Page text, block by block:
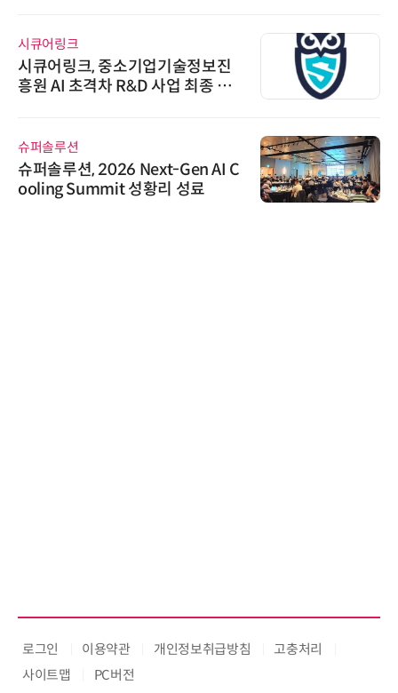
시큐어링크
시큐어링크, 중소기업기술정보진
흥원 AI 초격차 R&D 사업 최종 선
슈퍼솔루션
슈퍼솔루션, 2026 Next-Gen AI C
ooling Summit 성황리 성료
로그인 이용약관 개인정보취급방침
고충처리
사이트맵
PC버전